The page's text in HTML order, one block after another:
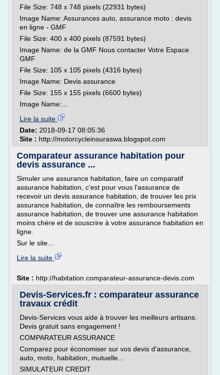
File Size: 748 x 748 pixels (22931 bytes)
Image Name: Assurances auto, assurance moto : devis
en ligne - GMF
File Size: 400 x 400 pixels (87591 bytes)
Image Name: de la GMF Nous contacter Votre Espace
GMF
File Size: 105 x 105 pixels (4316 bytes)
Image Name: Devis assurance
File Size: 155 x 155 pixels (6600 bytes)
Image Name:...
Lire la suite
Date: 2018-09-17 08:05:36
Site : http://motorcycleinsuraswa.blogspot.com
Comparateur assurance habitation pour
devis assurance ...
Simuler une assurance habitation, faire un comparatif
assurance habitation, c'est pour vous l'assurance de
recevoir un devis assurance habitation, de trouver les prix
assurance habitation, de connaître les remboursements
assurance habitation, de trouver une assurance habitation
moins chère et de souscrire à votre assurance habitation en
ligne.
Sur le site...
Lire la suite
Site : http://habitation.comparateur-assurance-devis.com
Devis-Services.fr : comparateur assurance
travaux crédit
Devis-Services vous aide à trouver les meilleurs artisans.
Devis gratuit sans engagement !
COMPARATEUR ASSURANCE
Comparez pour économiser sur vos devis d'assurance,
auto, moto, habitation, mutuelle...
SIMULATEUR CREDIT